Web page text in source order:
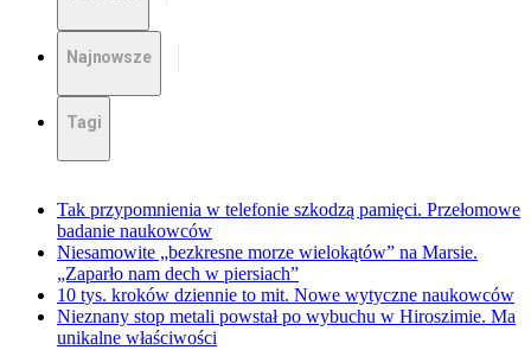
Najnowsze
Tagi
Tak przypomnienia w telefonie szkodzą pamięci. Przełomowe
badanie naukowców
Niesamowite „bezkresne morze wielokątów” na Marsie.
„Zaparło nam dech w piersiach”
10 tys. kroków dziennie to mit. Nowe wytyczne naukowców
Nieznany stop metali powstał po wybuchu w Hiroszimie. Ma
unikalne właściwości